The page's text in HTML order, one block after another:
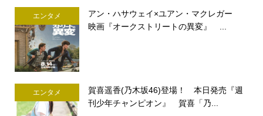
エンタメ
アン・ハサウェイ×ユアン・マクレガー
映画『オークストリートの異変』 ...
エンタメ
賀喜遥香(乃木坂46)登場！ 本日発売『週
刊少年チャンピオン』 賀喜「乃...